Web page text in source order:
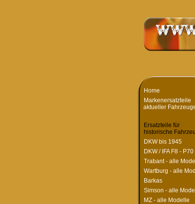
Home
Markenersatzteile
aktueller
Ersatzteile für
historische
DKW bis 1945
DKW / IFA F8 - P70
Trabant - alle
Wartburg - alle
Barkas
Simson - alle
MZ - alle Modelle